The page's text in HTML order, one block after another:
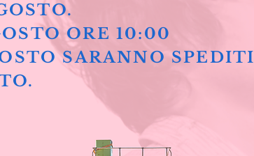
ORE 10:00
SARANNO SPEDITI